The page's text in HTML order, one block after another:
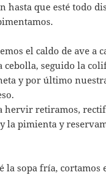
hasta que esté todo
el caldo de ave a
cebolla, seguido la
y por último
hervir retiramos,
la pimienta y
la sopa fría, cortamos